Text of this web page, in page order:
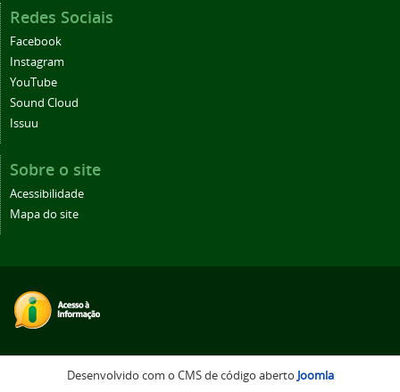
Redes Sociais
Facebook
Instagram
YouTube
Sound Cloud
Issuu
Sobre o site
Acessibilidade
Mapa do site
Desenvolvido com o CMS de código aberto Joomla